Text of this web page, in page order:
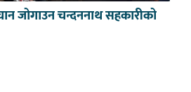
जोगाउन चन्दननाथ सहकारीको